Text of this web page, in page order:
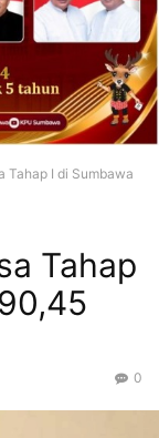
Tahap I di Sumbawa
Tahap
0